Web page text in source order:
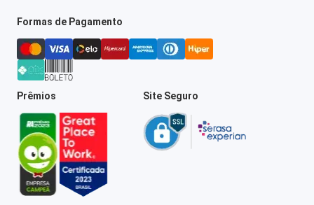
Formas de Pagamento
Prêmios Site Seguro